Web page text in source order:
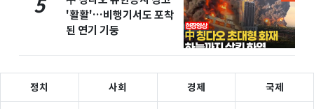
5
'활활'…비행기서도 포착
된 연기 기둥
정치 사회 경제 국제